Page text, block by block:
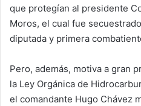
que protegían al presidente
Moros, el cual fue
diputada y primera
Pero, además, motiva a gran
la Ley Orgánica de
el comandante Hugo Chávez